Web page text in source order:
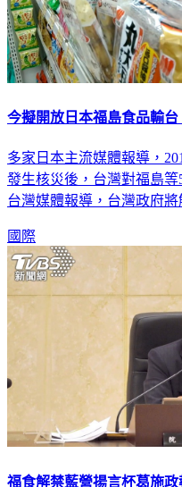
今擬開放日本福島食品輸
多家日本主流媒體報導，
發生核災後，台灣對福島
台灣媒體報導，台灣政府將
國際
福食解禁藍營揚言杯葛施